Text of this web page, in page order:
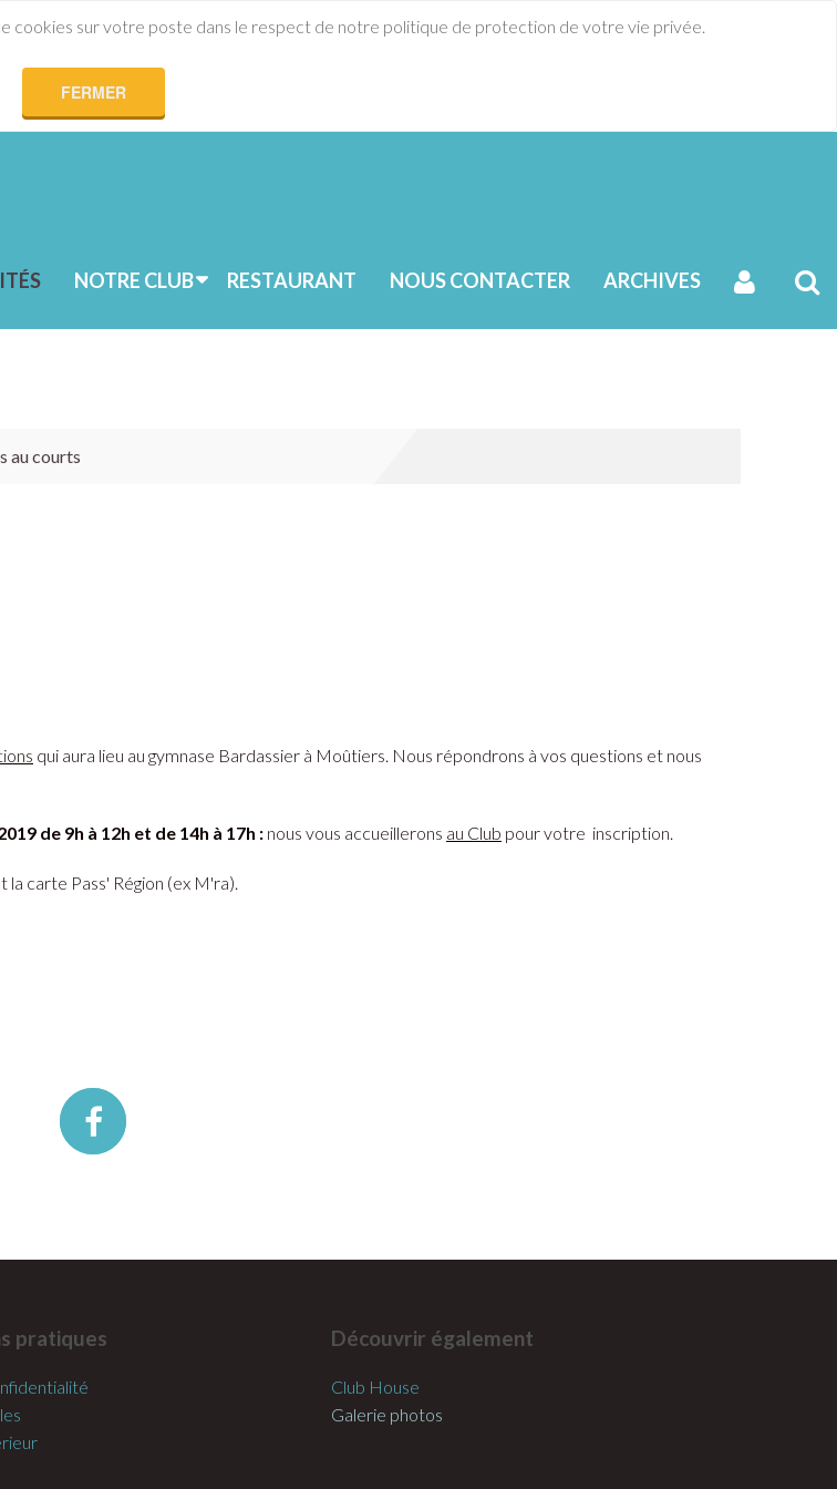
cookies sur votre poste dans le respect de notre politique de protection de votre vie privée.
FERMER
NOTRE CLUB RESTAURANT NOUS CONTACTER ARCHIVES
Search
au courts
qui aura lieu au gymnase Bardassier à Moûtiers. Nous répondrons à vos questions et nous
de 9h à 12h et de 14h à 17h : nous vous accueillerons au Club pour votre inscription.
carte Pass' Région (ex M'ra).
pratiques Découvrir également
Club House
Galerie photos